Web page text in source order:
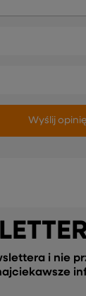
Wyślij opinię
i nie